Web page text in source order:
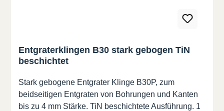
Entgraterklingen B30 stark gebogen TiN
beschichtet
Stark gebogene Entgrater Klinge B30P, zum
beidseitigen Entgraten von Bohrungen und Kanten
bis zu 4 mm Stärke. TiN beschichtete Ausführung. 1